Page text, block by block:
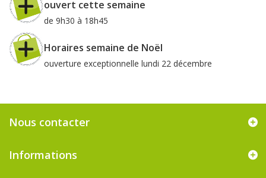
ouvert cette semaine
de 9h30 à 18h45
Horaires semaine de Noël
ouverture exceptionnelle lundi 22 décembre
Nous contacter
Informations